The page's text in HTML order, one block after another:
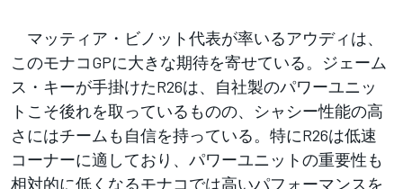
マッティア・ビノット代表が率いるアウディは、
このモナコGPに大きな期待を寄せている。ジェーム
ス・キーが手掛けたR26は、自社製のパワーユニッ
トこそ後れを取っているものの、シャシー性能の高
さにはチームも自信を持っている。特にR26は低速
コーナーに適しており、パワーユニットの重要性も
相対的に低くなるモナコでは高いパフォーマンスを